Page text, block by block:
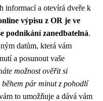
informací a otevírá dveře k
výpisu z OR je ve
podnikání zanedbatelná.
datům, která vám
a posunout vaše
možnost ověřit si
pár minut z pohodlí
to umožňuje a dává vám